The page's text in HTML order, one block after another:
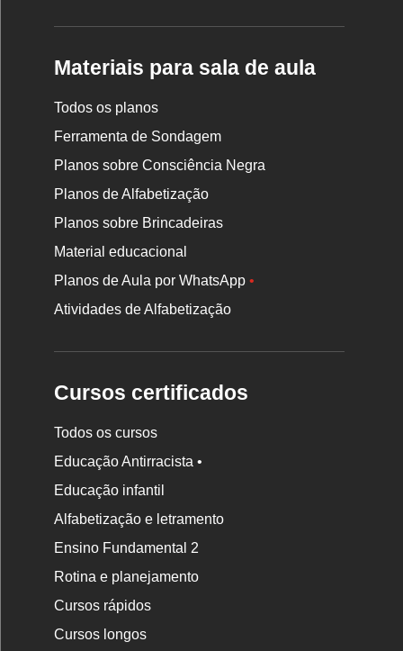
Materiais para sala de aula
Todos os planos
Ferramenta de Sondagem
Planos sobre Consciência Negra
Planos de Alfabetização
Planos sobre Brincadeiras
Material educacional
Planos de Aula por WhatsApp•
Atividades de Alfabetização
Cursos certificados
Todos os cursos
Educação Antirracista •
Educação infantil
Alfabetização e letramento
Ensino Fundamental 2
Rotina e planejamento
Cursos rápidos
Cursos longos